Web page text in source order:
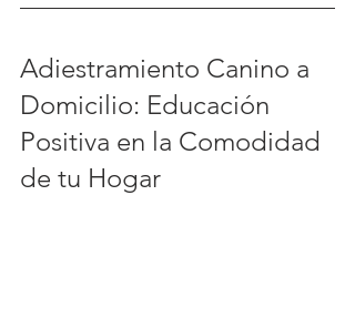
Adiestramiento Canino a
Domicilio: Educación
Positiva en la Comodidad
de tu Hogar